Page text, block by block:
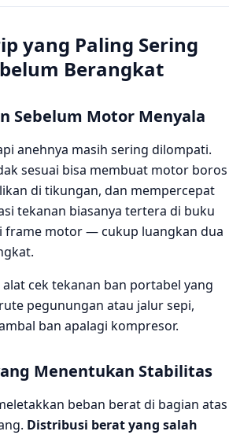
yang Paling Sering
Berangkat
Sebelum Motor Menyala
anehnya masih sering dilompati.
sesuai bisa membuat motor boros
di tikungan, dan mempercepat
tekanan biasanya tertera di buku
frame motor — cukup luangkan dua
cek tekanan ban portabel yang
pegunungan atau jalur sepi,
ban apalagi kompresor.
Menentukan Stabilitas
beban berat di bagian atas
Distribusi berat yang salah